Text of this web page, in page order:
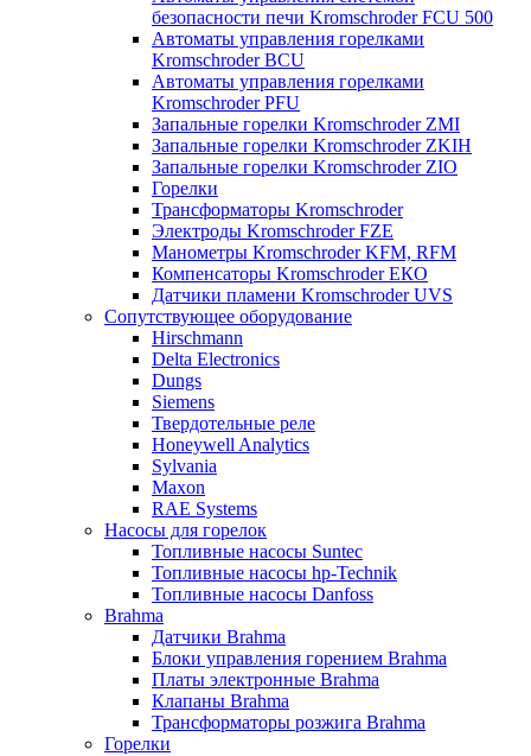
безопасности печи Kromschroder FCU 500
Автоматы управления горелками
Kromschroder BCU
Автоматы управления горелками
Kromschroder PFU
Запальные горелки Kromschroder ZМI
Запальные горелки Kromschroder ZKIH
Запальные горелки Kromschroder ZIO
Горелки
Трансформаторы Kromschroder
Электроды Kromschroder FZE
Манометры Kromschroder KFM, RFM
Компенсаторы Kromschroder ЕКО
Датчики пламени Kromschroder UVS
Сопутствующее оборудование
Hirschmann
Delta Electronics
Dungs
Siemens
Твердотельные реле
Honeywell Analytics
Sylvania
Maxon
RAE Systems
Насосы для горелок
Топливные насосы Suntec
Топливные насосы hp-Technik
Топливные насосы Danfoss
Brahma
Датчики Brahma
Блоки управления горением Brahma
Платы электронные Brahma
Клапаны Brahma
Трансформаторы розжига Brahma
Горелки